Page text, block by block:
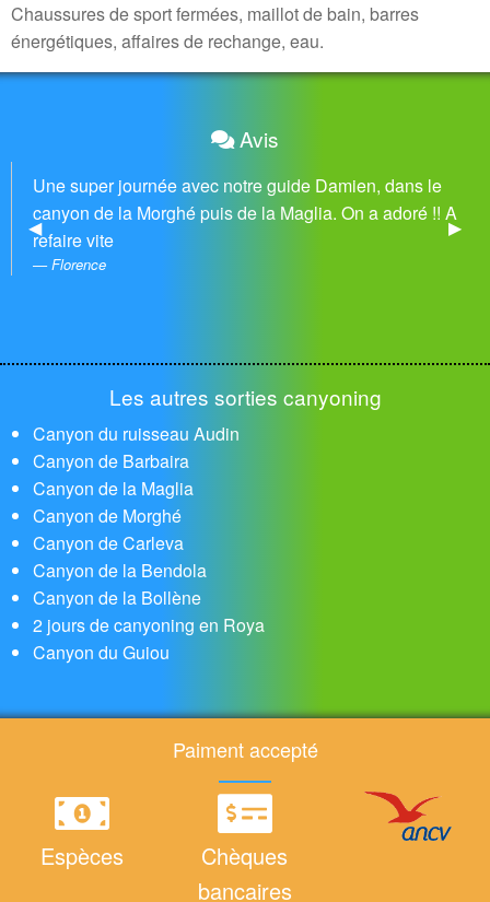
Chaussures de sport fermées, maillot de bain, barres
énergétiques, affaires de rechange, eau.
Avis
Previous Slide
◀︎ Next
▶︎
Une super journée avec notre guide Damien, dans le
canyon de la Morghé puis de la Maglia. On a adoré !! A
refaire vite
Florence
Les autres sorties canyoning
Canyon du ruisseau Audin
Canyon de Barbaira
Canyon de la Maglia
Canyon de Morghé
Canyon de Carleva
Canyon de la Bendola
Canyon de la Bollène
2 jours de canyoning en Roya
Canyon du Guiou
Paiment accepté
Espèces
Chèques
bancaires